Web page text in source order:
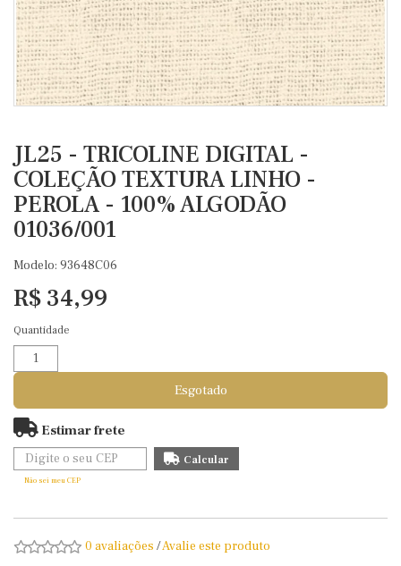
JL25 - TRICOLINE DIGITAL -
COLEÇÃO TEXTURA LINHO -
PEROLA - 100% ALGODÃO
01036/001
Modelo: 93648C06
R$ 34,99
Quantidade
Esgotado
Estimar frete
Não sei meu CEP
0 avaliações /Avalie este produto